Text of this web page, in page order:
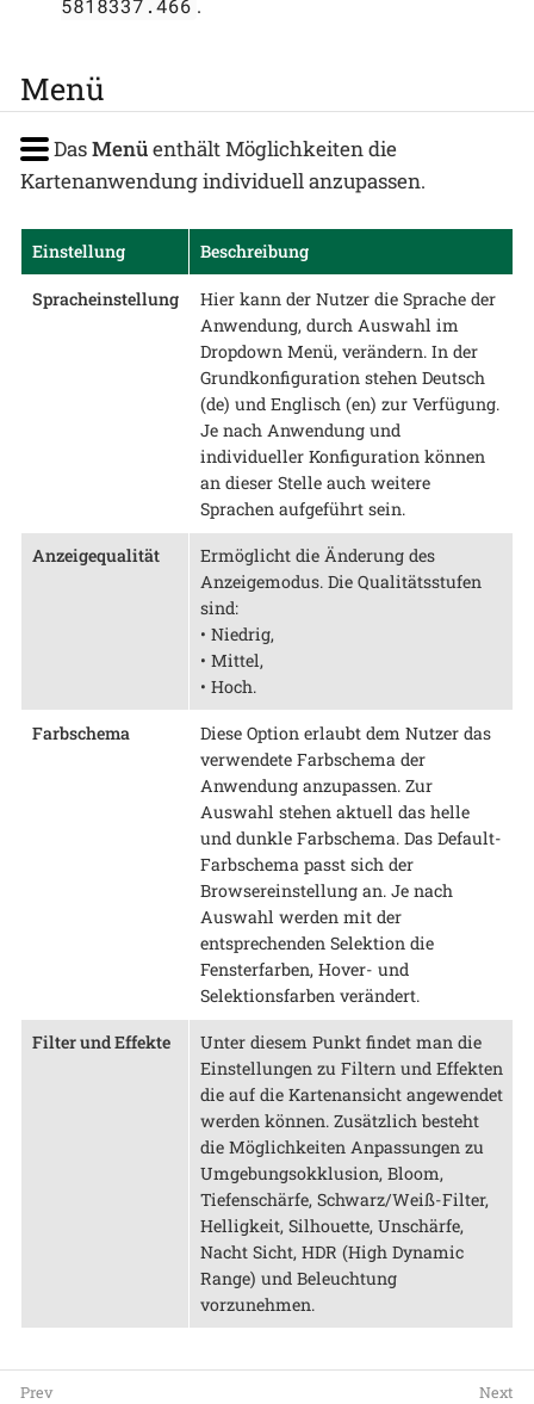
Menü
DasMenüenthält Möglichkeiten die
Kartenanwendung individuell anzupassen.
Einstellung Beschreibung
Spracheinstellung
Hier kann der Nutzer die Sprache der
Anwendung, durch Auswahl im
Dropdown Menü, verändern. In der
Grundkonfiguration stehen Deutsch
(de) und Englisch (en) zur Verfügung.
Je nach Anwendung und
individueller Konfiguration können
an dieser Stelle auch weitere
Sprachen aufgeführt sein.
Anzeigequalität
Ermöglicht die Änderung des
Anzeigemodus. Die Qualitätsstufen
sind:
• Niedrig,
• Mittel,
• Hoch.
Farbschema
Diese Option erlaubt dem Nutzer das
verwendete Farbschema der
Anwendung anzupassen. Zur
Auswahl stehen aktuell das helle
und dunkle Farbschema. Das Default-
Farbschema passt sich der
Browsereinstellung an. Je nach
Auswahl werden mit der
entsprechenden Selektion die
Fensterfarben, Hover- und
Selektionsfarben verändert.
Filter und Effekte
Unter diesem Punkt findet man die
Einstellungen zu Filtern und Effekten
die auf die Kartenansicht angewendet
werden können. Zusätzlich besteht
die Möglichkeiten Anpassungen zu
Umgebungsokklusion, Bloom,
Tiefenschärfe, Schwarz/Weiß-Filter,
Helligkeit, Silhouette, Unschärfe,
Nacht Sicht, HDR (High Dynamic
Range) und Beleuchtung
vorzunehmen.